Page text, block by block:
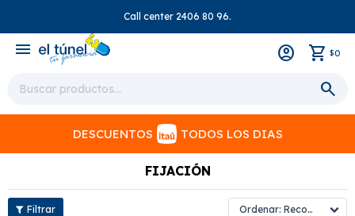
Call center 2406 80 96.
menu $0
DESCUENTOS TODOS LOS DIAS
FIJACIÓN
Recomendados
close